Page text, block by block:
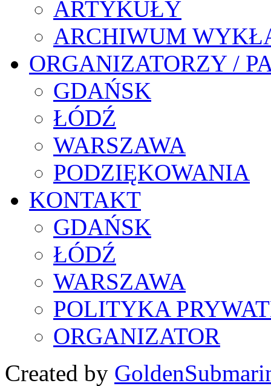
ARTYKUŁY
ARCHIWUM
ORGANIZATORZY /
GDAŃSK
ŁÓDŹ
WARSZAWA
PODZIĘKOWANIA
KONTAKT
GDAŃSK
ŁÓDŹ
WARSZAWA
POLITYKA
ORGANIZATOR
Created by